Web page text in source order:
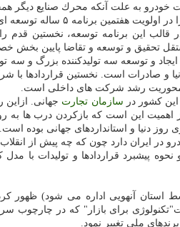
با آغاز دوران اصلاحات در چین در انتها دهه ۱۹۷۰،
ای خود(۱۹۸۶-۱۹۹۰) قرار می دهند.
این برنامه توسعه، نخستین قدم
تحقیق و توسعه و تقاضا پایین بخش
محوریت رشد شركت های داخلی است.
كشور در سازمان تجارت جهانی. ازاین
اهمیت این است كه بازكردن درب ها
دنیا و استانداردهای جهانی بوده است.
ایران دارد چون كه چه پیش از
نحوه پیشبرد قراردادها و تولیدات
كه توسط استان آنهویی اداره می
ملی تغییر نمود.